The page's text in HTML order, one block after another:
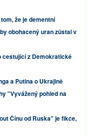
že je dementní
obohacený uran zůstal v
cestující z Demokratické
a Putina o Ukrajině
"Vyvážený pohled na
Čínu od Ruska" je fikce,